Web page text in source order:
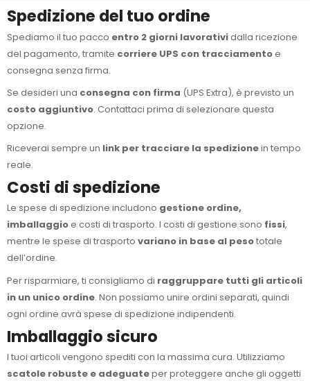
Spedizione del tuo ordine
Spediamo il tuo pacco entro 2 giorni lavoratividalla ricezione
del pagamento, tramite corriere UPS con tracciamentoe
consegna senza firma.
Se desideri una consegna con firma (UPS Extra), è previsto un
costo aggiuntivo. Contattaci prima di selezionare questa
opzione.
Riceverai sempre un link per tracciare la spedizionein tempo
reale.
Costi di spedizione
Le spese di spedizione includono gestione ordine,
imballaggioe costi di trasporto. I costi di gestione sono fissi,
mentre le spese di trasporto variano in base al pesototale
dell’ordine.
Per risparmiare, ti consigliamo di raggruppare tutti gli articoli
in un unico ordine. Non possiamo unire ordini separati, quindi
ogni ordine avrà spese di spedizione indipendenti.
Imballaggio sicuro
I tuoi articoli vengono spediti con la massima cura. Utilizziamo
scatole robuste e adeguateper proteggere anche gli oggetti